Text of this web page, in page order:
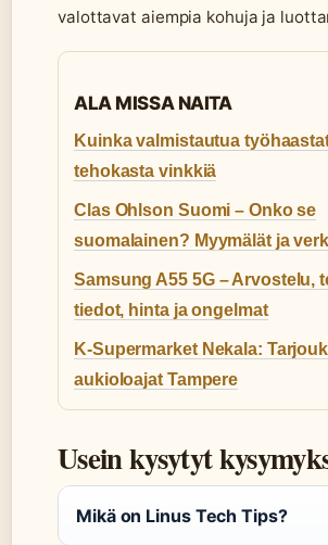
valottavat aiempia kohuja ja
ALA MISSA NAITA
Kuinka valmistautua
tehokasta vinkkiä
Clas Ohlson Suomi – Onko se
suomalainen? Myymälät ja
Samsung A55 5G – Arvostelu,
tiedot, hinta ja ongelmat
K-Supermarket Nekala:
aukioloajat Tampere
Usein kysytyt
Mikä on Linus Tech Tips?